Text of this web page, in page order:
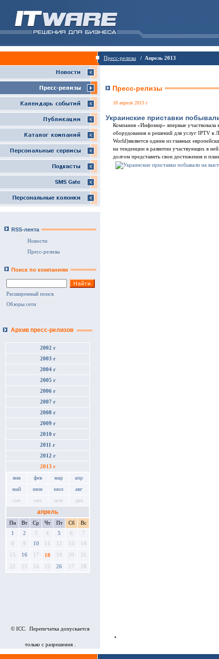
Пресс-релизы / Апрель 2013
RSS-лента
Новости
Пресс-релизы
Поиск по компаниям
Расширенный поиск
Обзоры сети
Архив пресс-релизов
2002 г
2003 г
2004 г
2005 г
2006 г
2007 г
2008 г
2009 г
2010 г
2011 г
2012 г
2013 г
янв фев мар апр
май июн июл авг
сен окт ноя дек
апрель
Пн Вт Ср Чт Пт Сб
Вс
1
2 3 4 5 6
7
8
9 10 11 12 13 14
15 16 17 18 19 20 21
22 23 24 25 26 27 28
© ICC. Перепечатка допускается
только с разрешения .
Пресс-релизы
18 апреля 2013 г
Украинские приставки
Компания «Инфомир» впервые участвовала
оборудования и решений для услуг IPTV в
World)является одним из главных
на тенденции в развитии участвующих в
долгом представить свои достижения и
•